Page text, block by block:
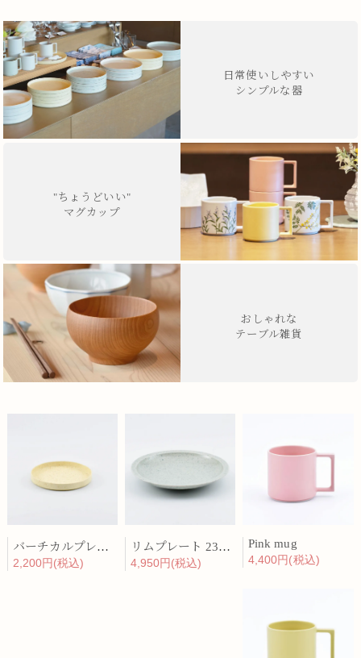
日常使いしやすい
シンプルな器
"ちょうどいい"
マグカップ
おしゃれな
テーブル雑貨
バーチカルプレート 15cm 化粧土
2,200円(税込)
リムプレート 23cm 呉須散
4,950円(税込)
Pink mug
4,400円(税込)